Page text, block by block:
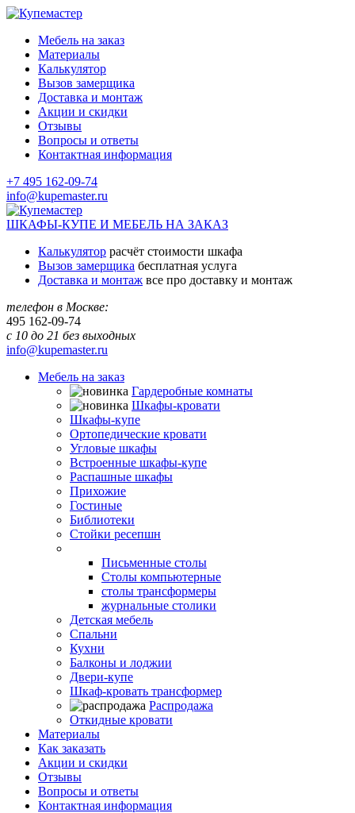
Мебель на заказ
Материалы
Калькулятор
Вызов замерщика
Доставка и монтаж
Акции и скидки
Отзывы
Вопросы и ответы
Контактная информация
+7 495 162-09-74
info@kupemaster.ru
ШКАФЫ-КУПЕ И МЕБЕЛЬ НА ЗАКАЗ
Калькулятор расчёт стоимости шкафа
Вызов замерщика бесплатная услуга
Доставка и монтаж все про доставку и монтаж
телефон в Москве:
495 162-09-74
с 10 до 21 без выходных
info@kupemaster.ru
Мебель на заказ
Гардеробные комнаты
Шкафы-кровати
Шкафы-купе
Ортопедические кровати
Угловые шкафы
Встроенные шкафы-купе
Распашные шкафы
Прихожие
Гостиные
Библиотеки
Стойки ресепшн
Письменные столы
Столы компьютерные
столы трансформеры
журнальные столики
Детская мебель
Спальни
Кухни
Балконы и лоджии
Двери-купе
Шкаф-кровать трансформер
Распродажа
Откидные кровати
Материалы
Как заказать
Акции и скидки
Отзывы
Вопросы и ответы
Контактная информация